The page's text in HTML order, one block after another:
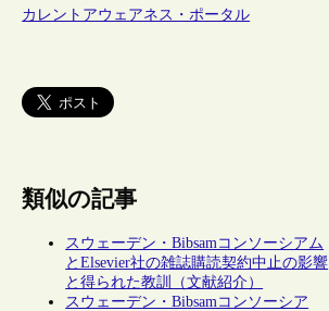
カレントアウェアネス・ポータル
類似の記事
スウェーデン・Bibsamコンソーシアム
とElsevier社の雑誌購読契約中止の影響
と得られた教訓（文献紹介）
スウェーデン・Bibsamコンソーシア